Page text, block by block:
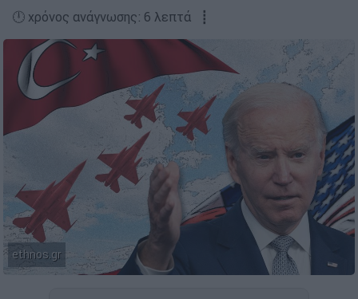
🕛 χρόνος ανάγνωσης: 6 λεπτά ┋
ethnos.gr